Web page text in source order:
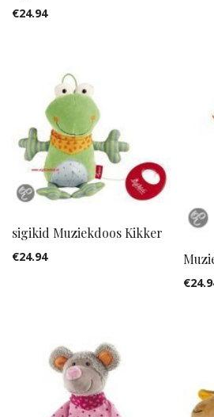
€24.94
sigikid Muziekdoos Kikker
€24.94
€